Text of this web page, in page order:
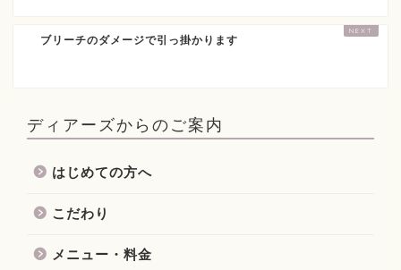
ブリーチのダメージで引っ掛かります
ディアーズからのご案内
はじめての方へ
こだわり
メニュー・料金